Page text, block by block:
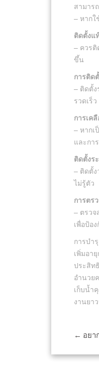
สามาร
– หากใ
ติดตั้งแ
– ควรติ
ขึ้น
การติด
– ติดตั้ง
รวดเร็
การเค
– หากเ
และกา
ติดตั้งร
– ติดตั้ง
ไม่รู้ตัว
การตร
– ตรว
เพื่อป้อ
การบำ
เพิ่มอา
ประสิท
อำนวย
เก็บน้ำ
งานยา
← อยา